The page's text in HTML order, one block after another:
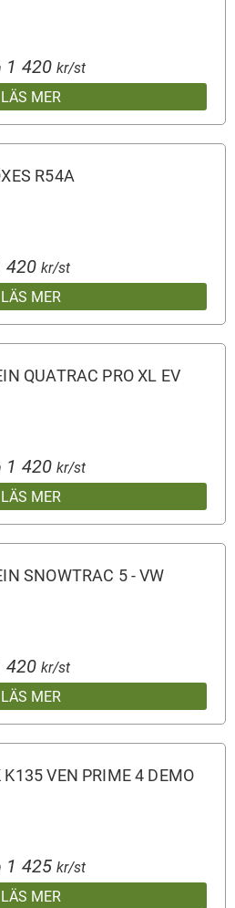
LÄS MER
1 420 kr/st
R54A
LÄS MER
420 kr/st
QUATRAC PRO XL EV
LÄS MER
1 420 kr/st
SNOWTRAC 5 - VW
LÄS MER
420 kr/st
K135 VEN PRIME 4 DEMO
LÄS MER
1 425 kr/st